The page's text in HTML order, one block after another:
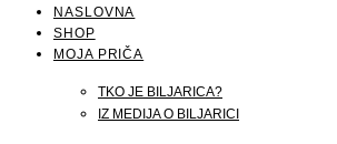
NASLOVNA
SHOP
MOJA PRIČA
TKO JE BILJARICA?
IZ MEDIJA O BILJARICI